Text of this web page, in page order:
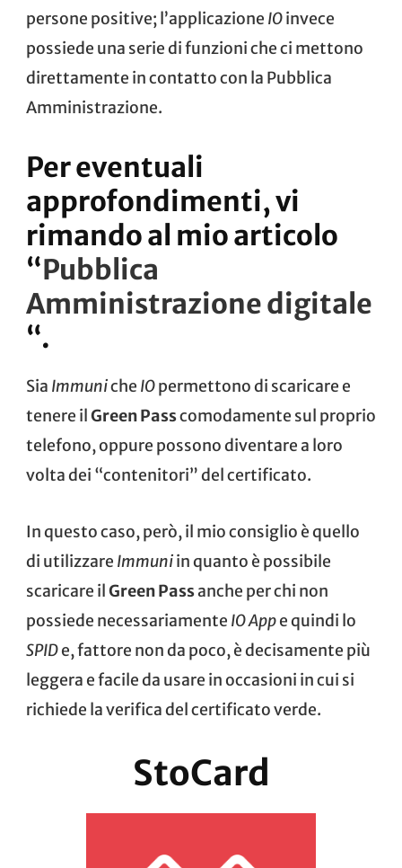
persone positive; l’applicazione IOinvece
possiede una serie di funzioni che ci mettono
direttamente in contatto con la Pubblica
Amministrazione.
Per eventuali
approfondimenti, vi
rimando al mio articolo
“Pubblica
Amministrazione digitale
“.
Sia Immuniche IOpermettono di scaricare e
tenere ilGreen Passcomodamente sul proprio
telefono, oppure possono diventare a loro
volta dei “contenitori” del certificato.
In questo caso, però, il mio consiglio è quello
di utilizzare Immuniin quanto è possibile
scaricare ilGreen Passanche per chi non
possiede necessariamente IO Appe quindi lo
SPIDe, fattore non da poco, è decisamente più
leggera e facile da usare in occasioni in cui si
richiede la verifica del certificato verde.
StoCard